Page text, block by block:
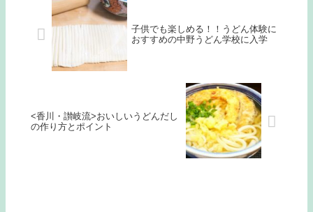
子供でも楽しめる！！うどん体験に
おすすめの中野うどん学校に入学
<香川・讃岐流>おいしいうどんだし
の作り方とポイント